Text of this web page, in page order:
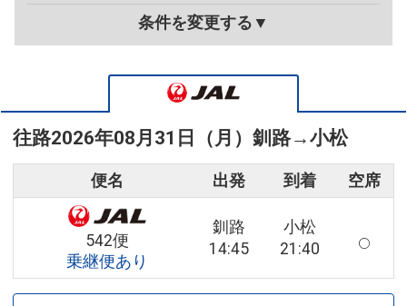
条件を変更する▼
往路2026年08月31日（月） 釧路→小松
便名 出発 到着 空席
542便
乗継便あり
釧路
14:45
小松
21:40